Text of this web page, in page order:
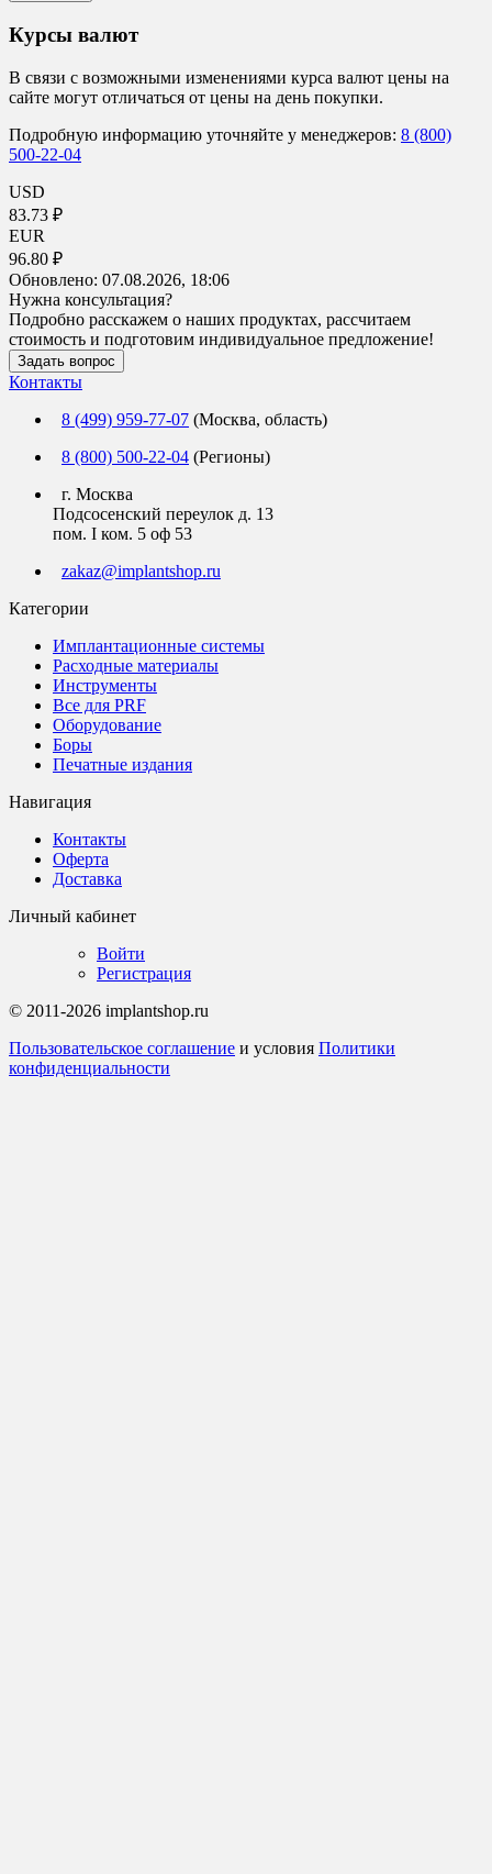
Курсы валют
В связи с возможными изменениями курса валют цены на
сайте могут отличаться от цены на день покупки.
Подробную информацию уточняйте у менеджеров: 8 (800)
500-22-04
USD
83.73 ₽
EUR
96.80 ₽
Обновлено: 07.08.2026, 18:06
Нужна консультация?
Подробно расскажем о наших продуктах, рассчитаем
стоимость и подготовим индивидуальное предложение!
Задать вопрос
Контакты
8 (499) 959-77-07 (Москва, область)
8 (800) 500-22-04 (Регионы)
г. Москва
Подсосенский переулок д. 13
пом. I ком. 5 оф 53
zakaz@implantshop.ru
Категории
Имплантационные системы
Расходные материалы
Инструменты
Все для PRF
Оборудование
Боры
Печатные издания
Навигация
Контакты
Оферта
Доставка
Личный кабинет
Войти
Регистрация
© 2011-2026 implantshop.ru
Пользовательское соглашение и условия Политики
конфиденциальности